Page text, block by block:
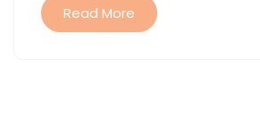
Read More